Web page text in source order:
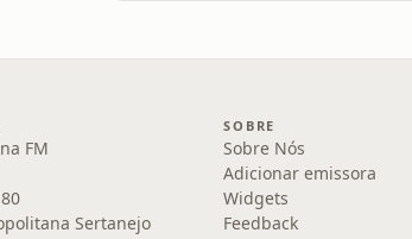
FM
Sertanejo
SOBRE
Sobre Nós
Adicionar emissora
Widgets
Feedback